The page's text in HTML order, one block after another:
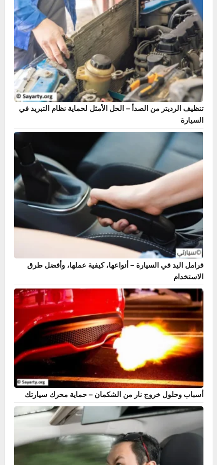
دليل حساس ABS – أشهر 7 أعراض وطريقة الإصلاح بنفسك
تنظيف الرديتر من الصدأ – الحل الأمثل لحماية نظام التبريد في
السيارة
فرامل اليد في السيارة – أنواعها، كيفية عملها، وأفضل طرق
الاستخدام